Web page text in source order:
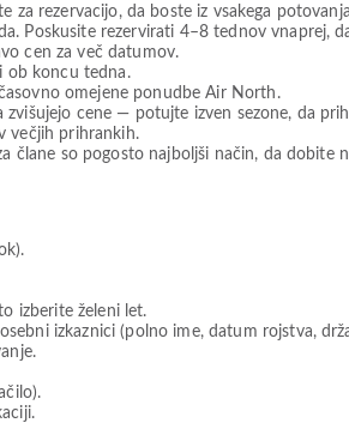
rezervacijo, da boste iz vsakega
Poskusite rezervirati 4–8 tednov vnaprej,
cen za več datumov.
ob koncu tedna.
omejene ponudbe Air North.
cene — potujte izven sezone, da
večjih prihrankih.
člane so pogosto najboljši način, da dobite
izberite želeni let.
izkaznici (polno ime, datum rojstva,